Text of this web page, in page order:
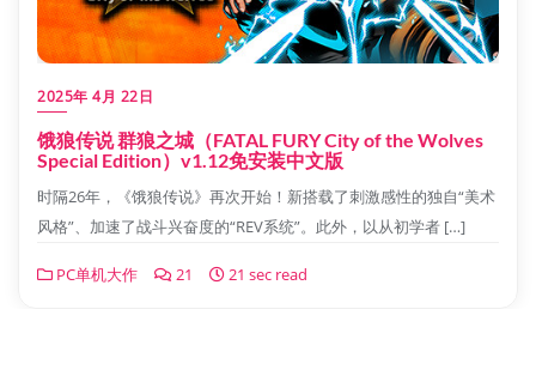
2025年 4月 22日
饿狼传说 群狼之城（FATAL FURY City of the Wolves
Special Edition）v1.12免安装中文版
时隔26年，《饿狼传说》再次开始！新搭载了刺激感性的独自“美术
风格”、加速了战斗兴奋度的“REV系统”。此外，以从初学者 […]
PC单机大作 21 21 sec read